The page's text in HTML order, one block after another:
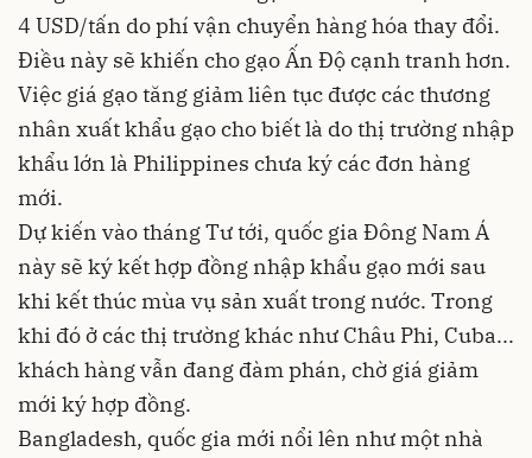
4 USD/tấn do phí vận chuyển hàng hóa thay đổi.
Điều này sẽ khiến cho gạo Ấn Độ cạnh tranh hơn.
Việc giá gạo tăng giảm liên tục được các thương
nhân xuất khẩu gạo cho biết là do thị trường nhập
khẩu lớn là Philippines chưa ký các đơn hàng
mới.
Dự kiến vào tháng Tư tới, quốc gia Đông Nam Á
này sẽ ký kết hợp đồng nhập khẩu gạo mới sau
khi kết thúc mùa vụ sản xuất trong nước. Trong
khi đó ở các thị trường khác như Châu Phi, Cuba...
khách hàng vẫn đang đàm phán, chờ giá giảm
mới ký hợp đồng.
Bangladesh, quốc gia mới nổi lên như một nhà